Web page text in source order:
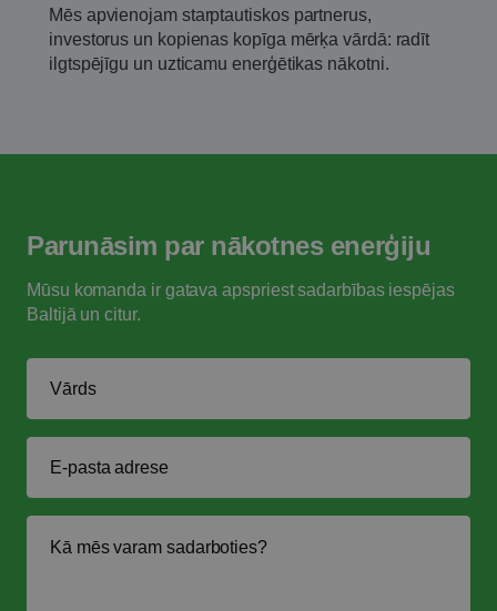
Mēs apvienojam starptautiskos partnerus,
investorus un kopienas kopīga mērķa vārdā: radīt
ilgtspējīgu un uzticamu enerģētikas nākotni.
Parunāsim par nākotnes enerģiju
Mūsu komanda ir gatava apspriestsadarbības iespējas
Baltijā un citur.